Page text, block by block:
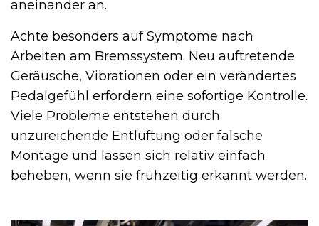
aneinander an.
Achte besonders auf Symptome nach
Arbeiten am Bremssystem. Neu auftretende
Geräusche, Vibrationen oder ein verändertes
Pedalgefühl erfordern eine sofortige Kontrolle.
Viele Probleme entstehen durch
unzureichende Entlüftung oder falsche
Montage und lassen sich relativ einfach
beheben, wenn sie frühzeitig erkannt werden.